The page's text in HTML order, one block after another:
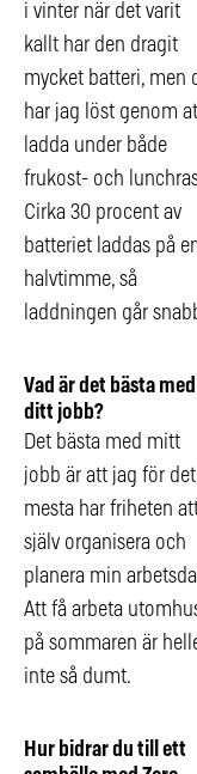
i vinter när det varit
kallt har den dragit
mycket batteri, men
har jag löst genom
ladda under både
frukost- och
Cirka 30 procent av
batteriet laddas på
halvtimme, så
laddningen går
Vad är det bästa med
ditt jobb?
Det bästa med mitt
jobb är att jag för det
mesta har friheten
själv organisera och
planera min
Att få arbeta
på sommaren är
inte så dumt.
Hur bidrar du till ett